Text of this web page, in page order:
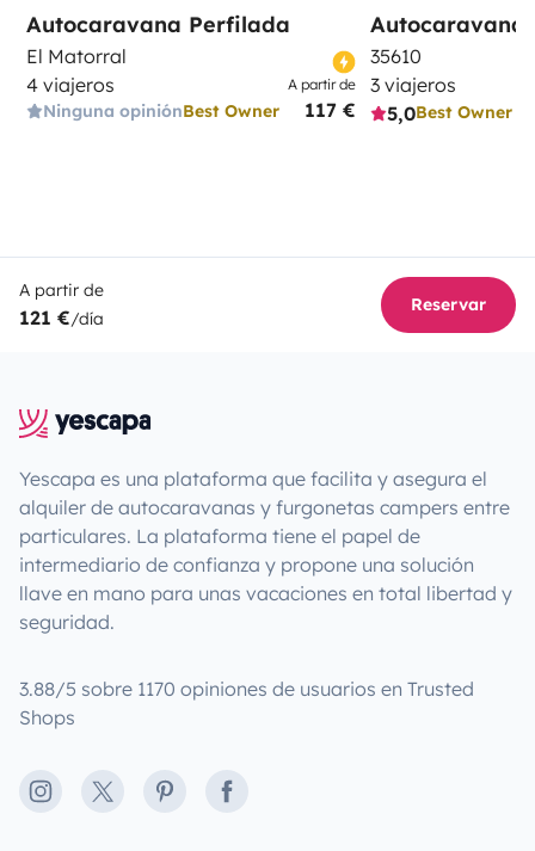
Autocaravana Perfilada
El Matorral
4 viajeros
Ninguna opiniónBest Owner
A partir de
117 €
Autocaravana
35610
3 viajeros
5,0Best Owner
A partir de
121 €/día
Reservar
Yescapa es una plataforma que facilita y asegura el
alquiler de autocaravanas y furgonetas campers entre
particulares. La plataforma tiene el papel de
intermediario de confianza y propone una solución
llave en mano para unas vacaciones en total libertad y
seguridad.
3.88/5 sobre 1170 opiniones de usuarios en Trusted
Shops
Instagram
X PinterestFacebook